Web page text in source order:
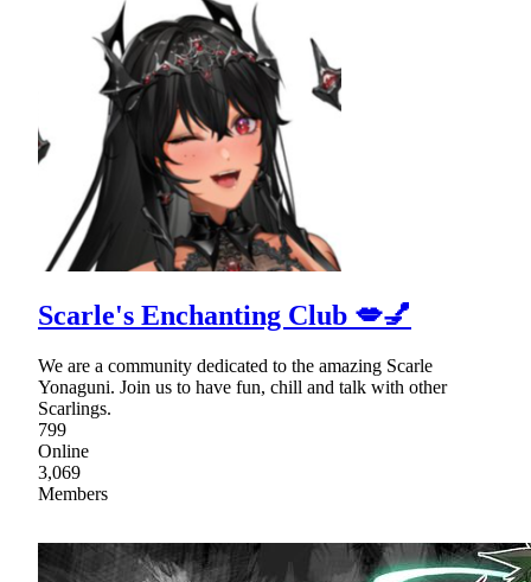
Scarle's Enchanting Club 💋💅
We are a community dedicated to the amazing Scarle
Yonaguni. Join us to have fun, chill and talk with other
Scarlings.
799
Online
3,069
Members